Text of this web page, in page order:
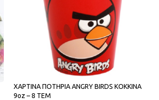
ΧΑΡΤΙΝΑ ΠΟΤΗΡΙΑ ANGRY BIRDS ΚΟΚΚΙΝΑ
9oz – 8 ΤΕΜ